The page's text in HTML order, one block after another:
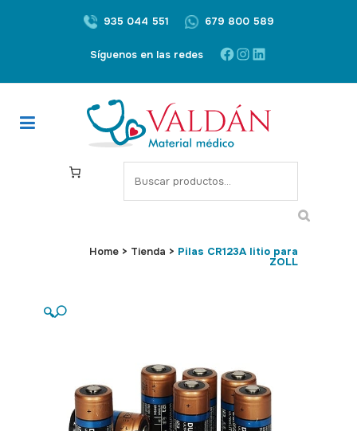
935 044 551 679 800 589
Síguenos en las redes Facebook
Instagram
LinkedIn
S
e
c
Home > Tienda > Pilas CR123A litio para
ZOLL
🔍